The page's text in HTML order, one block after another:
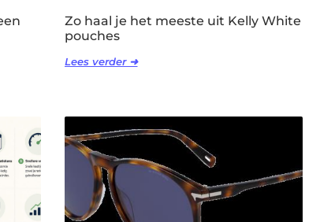
Zo haal je het meeste uit Kelly White
pouches
Lees verder ➜